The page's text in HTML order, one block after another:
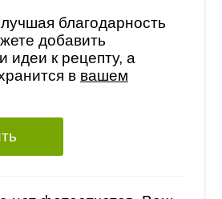
благодарность
добавить
идеи к рецепту, а
в вашем